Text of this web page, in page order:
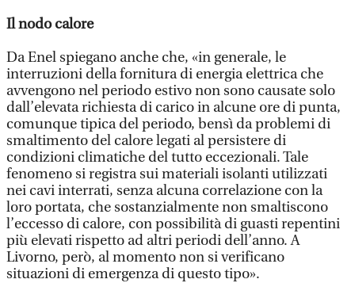
Il nodo calore
Da Enel spiegano anche che, «in generale, le
interruzioni della fornitura di energia elettrica che
avvengono nel periodo estivo non sono causate solo
dall’elevata richiesta di carico in alcune ore di punta,
comunque tipica del periodo, bensì da problemi di
smaltimento del calore legati al persistere di
condizioni climatiche del tutto eccezionali. Tale
fenomeno si registra sui materiali isolanti utilizzati
nei cavi interrati, senza alcuna correlazione con la
loro portata, che sostanzialmente non smaltiscono
l’eccesso di calore, con possibilità di guasti repentini
più elevati rispetto ad altri periodi dell’anno. A
Livorno, però, al momento non si verificano
situazioni di emergenza di questo tipo».